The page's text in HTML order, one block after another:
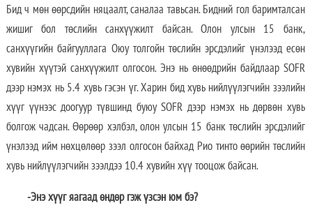
Бид ч мөн өөрсдийн няцаалт, саналаа тавьсан. Бидний гол баримталсан
жишиг бол төслийн санхүүжилт байсан. Олон улсын 15 банк,
санхүүгийн байгууллага Оюу толгойн төслийн эрсдэлийг үнэлээд есөн
хувийн хүүтэй санхүүжилт олгосон. Энэ нь өнөөдрийн байдлаар SOFR
дээр нэмэх нь 5.4 хувь гэсэн үг. Харин бид хувь нийлүүлэгчийн зээлийн
хүүг үүнээс доогуур түвшинд буюу SOFR дээр нэмэх нь дөрвөн хувь
болгож чадсан. Өөрөөр хэлбэл, олон улсын 15 банк төслийн эрсдэлийг
үнэлээд ийм нөхцөлөөр зээл олгосон байхад Рио тинто өөрийн төслийн
хувь нийлүүлэгчийн зээлдээ 10.4 хувийн хүү тооцож байсан.
-Энэ хүүг яагаад өндөр гэж үзсэн юм бэ?